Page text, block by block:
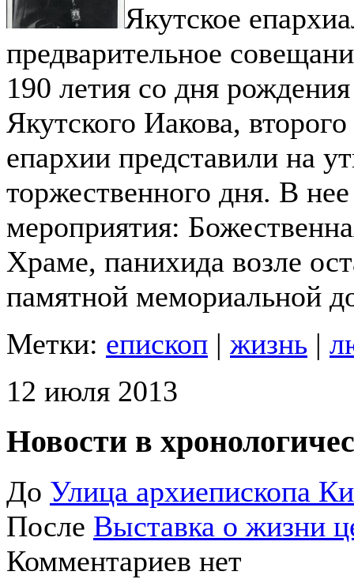
Якутское
предварительное
190 летия со дня
Якутского Иакова,
епархии представили на
торжественного дня. В
мероприятия:
Храме, панихида возле
памятной мемориальной
Метки: епископ | жизнь |
12 июля 2013
Новости в
До Улица архиепископа
После Выставка о жизни
Комментариев нет